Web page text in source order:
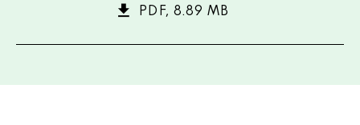
PDF, 8.89 MB